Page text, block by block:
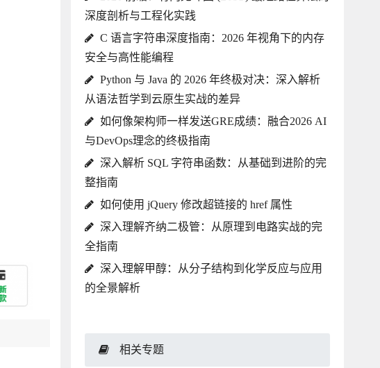
深度剖析与工程化实践
C 语言字符串深度指南：2026 年视角下的内存
安全与高性能编程
Python 与 Java 的 2026 年终极对决：深入解析
从语法哲学到云原生实战的差异
如何像架构师一样发送GRE成绩：融合2026 AI
与DevOps理念的终极指南
深入解析 SQL 字符串函数：从基础到进阶的完
整指南
如何使用 jQuery 修改超链接的 href 属性
深入理解齐纳二极管：从原理到电路实战的完
全指南
深入理解甲醇：从分子结构到化学反应与应用
的全景解析
相关专题